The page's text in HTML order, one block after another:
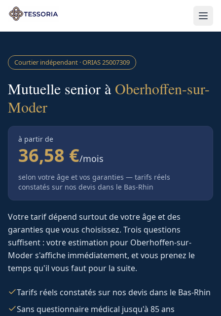
Aller au contenu principal
Courtier indépendant · ORIAS25007309
Mutuelle senior à Oberhoffen-sur-
Moder
à partir de
36,58 €/mois
selon votre âge et vos garanties — tarifs réels
constatés sur nos devis dans le Bas-Rhin
Votre tarif dépend surtout de votre âge et des
garanties que vous choisissez. Trois questions
suffisent : votre estimation pour Oberhoffen-sur-
Moders'affiche immédiatement, et vous prenez le
temps qu'il vous faut pour la suite.
Tarifs réels constatés sur nos devis dans le Bas-Rhin
Sans questionnaire médical jusqu'à 85 ans